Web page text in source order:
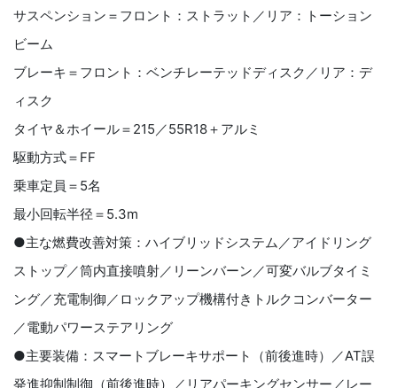
サスペンション＝フロント：ストラット／リア：トーション
ビーム
ブレーキ＝フロント：ベンチレーテッドディスク／リア：デ
ィスク
タイヤ＆ホイール＝215／55R18＋アルミ
駆動方式＝FF
乗車定員＝5名
最小回転半径＝5.3m
●主な燃費改善対策：ハイブリッドシステム／アイドリング
ストップ／筒内直接噴射／リーンバーン／可変バルブタイミ
ング／充電制御／ロックアップ機構付きトルクコンバーター
／電動パワーステアリング
●主要装備：スマートブレーキサポート（前後進時）／AT誤
発進抑制制御（前後進時）／リアパーキングセンサー／レー